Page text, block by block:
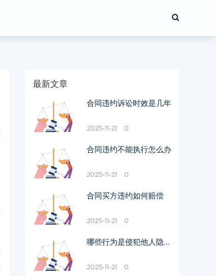
最新文章
合同违约诉讼时效是几年
2025-11-21 0
合同违约不能执行怎么办
2025-11-21 0
合同买方违约如何赔偿
2025-11-21 0
哪些行为是侵犯他人隐私
2025-11-21 0